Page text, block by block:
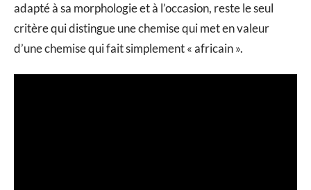
adapté à sa morphologie et à l’occasion, reste le seul
critère qui distingue une chemise qui met en valeur
d’une chemise qui fait simplement « africain ».